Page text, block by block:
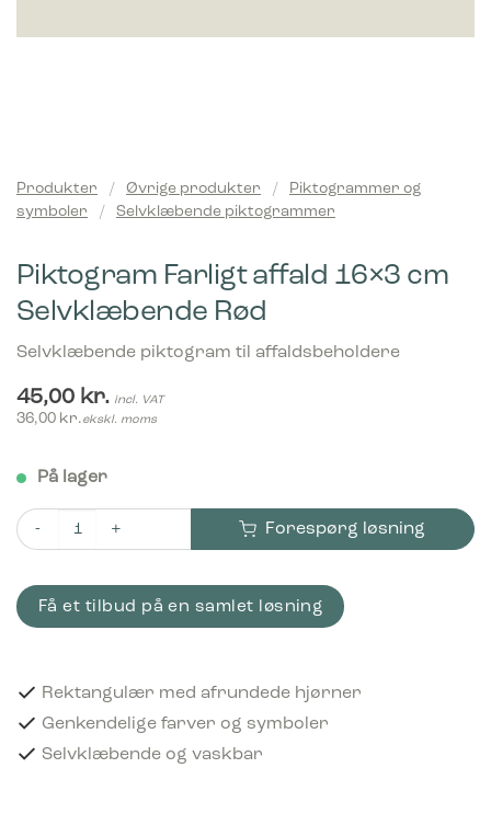
Produkter / Øvrige produkter /
Piktogrammer og
symboler
/ Selvklæbende piktogrammer
Piktogram Farligt affald 16×3 cm
Selvklæbende Rød
Selvklæbende piktogram til affaldsbeholdere
45,00 kr. incl. VAT
36,00 kr.ekskl. moms
På lager
Piktogram Farligt affald 16x3 cm Selvklæbende Rød antal
Forespørg løsning
Få et tilbud på en samlet løsning
Rektangulær med afrundede hjørner
Genkendelige farver og symboler
Selvklæbende og vaskbar